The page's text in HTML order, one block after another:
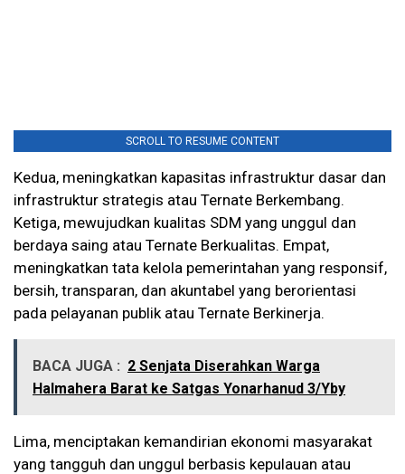
SCROLL TO RESUME CONTENT
Kedua, meningkatkan kapasitas infrastruktur dasar dan
infrastruktur strategis atau Ternate Berkembang.
Ketiga, mewujudkan kualitas SDM yang unggul dan
berdaya saing atau Ternate Berkualitas. Empat,
meningkatkan tata kelola pemerintahan yang responsif,
bersih, transparan, dan akuntabel yang berorientasi
pada pelayanan publik atau Ternate Berkinerja.
BACA JUGA : 2 Senjata Diserahkan Warga
Halmahera Barat ke Satgas Yonarhanud 3/Yby
Lima, menciptakan kemandirian ekonomi masyarakat
yang tangguh dan unggul berbasis kepulauan atau